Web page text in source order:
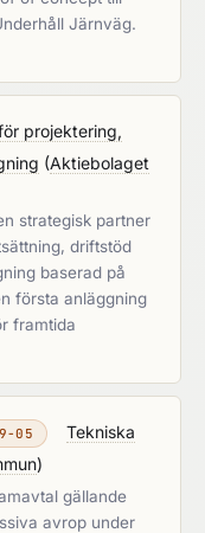
Järnväg.
projektering,
(Aktiebolaget
strategisk partner
driftstöd
baserad på
första anläggning
framtida
05
Tekniska
)
gällande
avrop under